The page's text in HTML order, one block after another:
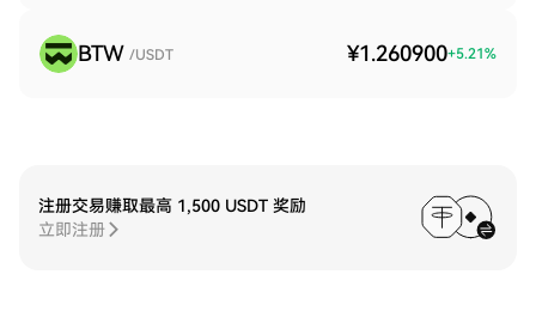
BTW /USDT ¥1.260900+5.21%
注册交易赚取最高 1,500 USDT 奖励
立即注册